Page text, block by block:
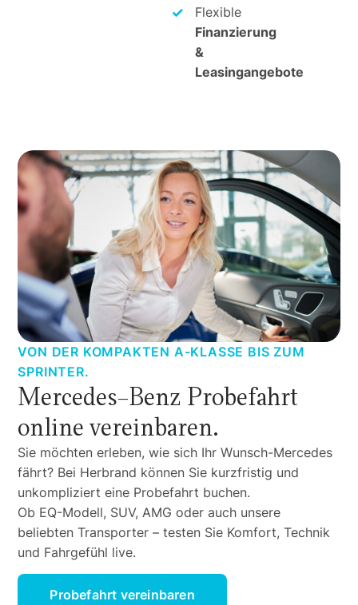
Flexible
Finanzierung
&
Leasingangebote
VON DER KOMPAKTEN A-KLASSE BIS ZUM
SPRINTER.
Mercedes-Benz Probefahrt
online vereinbaren.
Sie möchten erleben, wie sich Ihr Wunsch-Mercedes
fährt? Bei Herbrand können Sie kurzfristig und
unkompliziert eine Probefahrt buchen.
Ob EQ-Modell, SUV, AMG oder auch unsere
beliebten Transporter – testen Sie Komfort, Technik
und Fahrgefühl live.
Probefahrt vereinbaren